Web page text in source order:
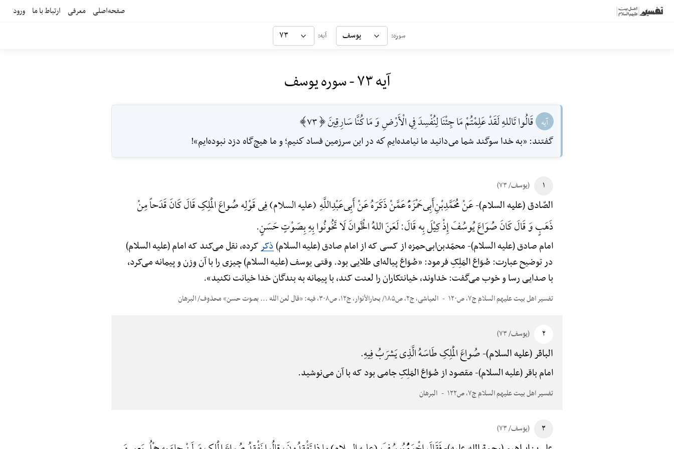
صفحه‌اصلی معرفی ارتباط با ما ورود
سوره: یوسف آیه: ۷۳
آیه ۷۳ - سوره یوسف
آیه قَالُوا تَاللهِ لَقَدْ عَلِمْتُمْ مَا جِئْنَا لِنُفْسِدَ فِي الْأَرْضِ وَ مَا كُنَّا سَارِقِينَ [73]
گفتند: «به خدا سوگند شما مى‌دانيد ما نيامده‌ايم كه در اين سرزمين فساد كنيم؛ و ما هيچ‌گاه دزد نبوده‌ايم»!
۱ (یوسف/ ۷۳)
الصّادق (علیه السلام)-عَنْ مُحَمَّدِ‌بْنِ‌أَبِی‌حَمْزَهًَْ عَمَّنْ ذَکَرَهُ عَنْ أَبِی‌عَبْدِاللَّهِ (علیه السلام) فِی قَوْلِه صُواعَ الْمَلِکِ قَالَ کَانَ قَدَحاً مِنْ
ذَهَبٍ وَ قَالَ کَانَ صُوَاعَ یُوسُفَ إِذْ کِیْلَ بِه قَالَ: لَعَنَ اللهُ الْخَّوانَ لَا تَخُونُوا بِهِ بِصَوْتٍ حَسَنٍ.
امام صادق (علیه السلام)-محمّدبن‌ابی‌حمزه از کسی که از امام صادق (علیه السلام)ذکرکرده، نقل می‌کند که امام (علیه السلام)
در توضیح عبارت: صُوَاعَ المَلِکِ فرمود: «صُوَاعَ پیاله‌ای طلایی بود. وقتی یوسف (علیه السلام) چیزی را با آن وزن و پیمانه می‌کرد،
با صدایی رسا و خوب می‌گفت: خداوند، خیانتکاران را لعنت کند، با پیمانه به بندگان خدا خیانت نکنید».
تفسیر اهل بیت علیهم السلام ج۷، ص۱۲۰ العیاشی، ج۲، ص۱۸۵/ بحارالأنوار، ج۱۲، ص۳۰۸، فیه: «قال لعن الله ... بصوت حسن» محذوف/ البرهان
۲ (یوسف/ ۷۳)
الباقر (علیه السلام)-صُواعَ الْمَلِکِ طَاسَهُ الَّذِی یَشرَبُ فِیهِ.
امام باقر (علیه السلام)-مقصود از صُوَاعَ المَلِکِ جامی بود که با آن می‌نوشید.
تفسیر اهل بیت علیهم السلام ج۷، ص۱۲۲ البرهان
۳ (یوسف/ ۷۳)